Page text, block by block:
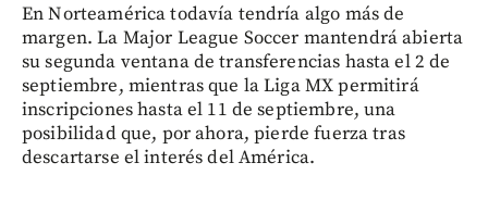
En Norteamérica todavía tendría algo más de
margen. La Major League Soccer mantendrá abierta
su segunda ventana de transferencias hasta el 2 de
septiembre, mientras que la Liga MX permitirá
inscripciones hasta el 11 de septiembre, una
posibilidad que, por ahora, pierde fuerza tras
descartarse el interés del América.